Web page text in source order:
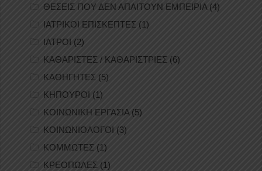
ΘΕΣΕΙΣ ΠΟΥ ΔΕΝ ΑΠΑΙΤΟΥΝ ΕΜΠΕΙΡΙΑ (4)
ΙΑΤΡΙΚΟΙ ΕΠΙΣΚΕΠΤΕΣ (1)
ΙΑΤΡΟΙ (2)
ΚΑΘΑΡΙΣΤΕΣ / ΚΑΘΑΡΙΣΤΡΙΕΣ (6)
ΚΑΘΗΓΗΤΕΣ (5)
ΚΗΠΟΥΡΟΙ (1)
ΚΟΙΝΩΝΙΚΗ ΕΡΓΑΣΙΑ(5)
ΚΟΙΝΩΝΙΟΛΟΓΟΙ (3)
ΚΟΜΜΩΤΕΣ (1)
ΚΡΕΟΠΩΛΕΣ (1)